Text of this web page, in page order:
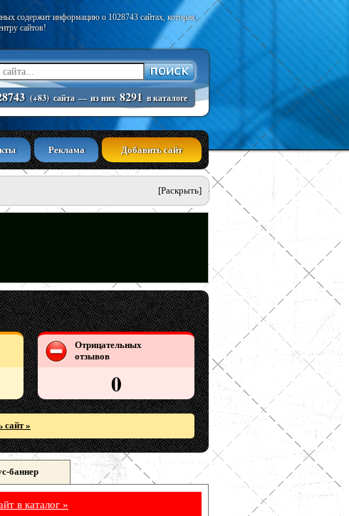
содержит информацию о 1028743 сайтах, которая
сайтов!
(+83) сайта — из них 8291 в каталоге
Реклама Добавить сайт
[Раскрыть]
Отрицательных
отзывов
0
сайт »
баннер
в каталог »